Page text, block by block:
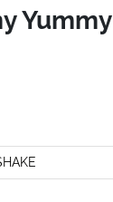
Yummy